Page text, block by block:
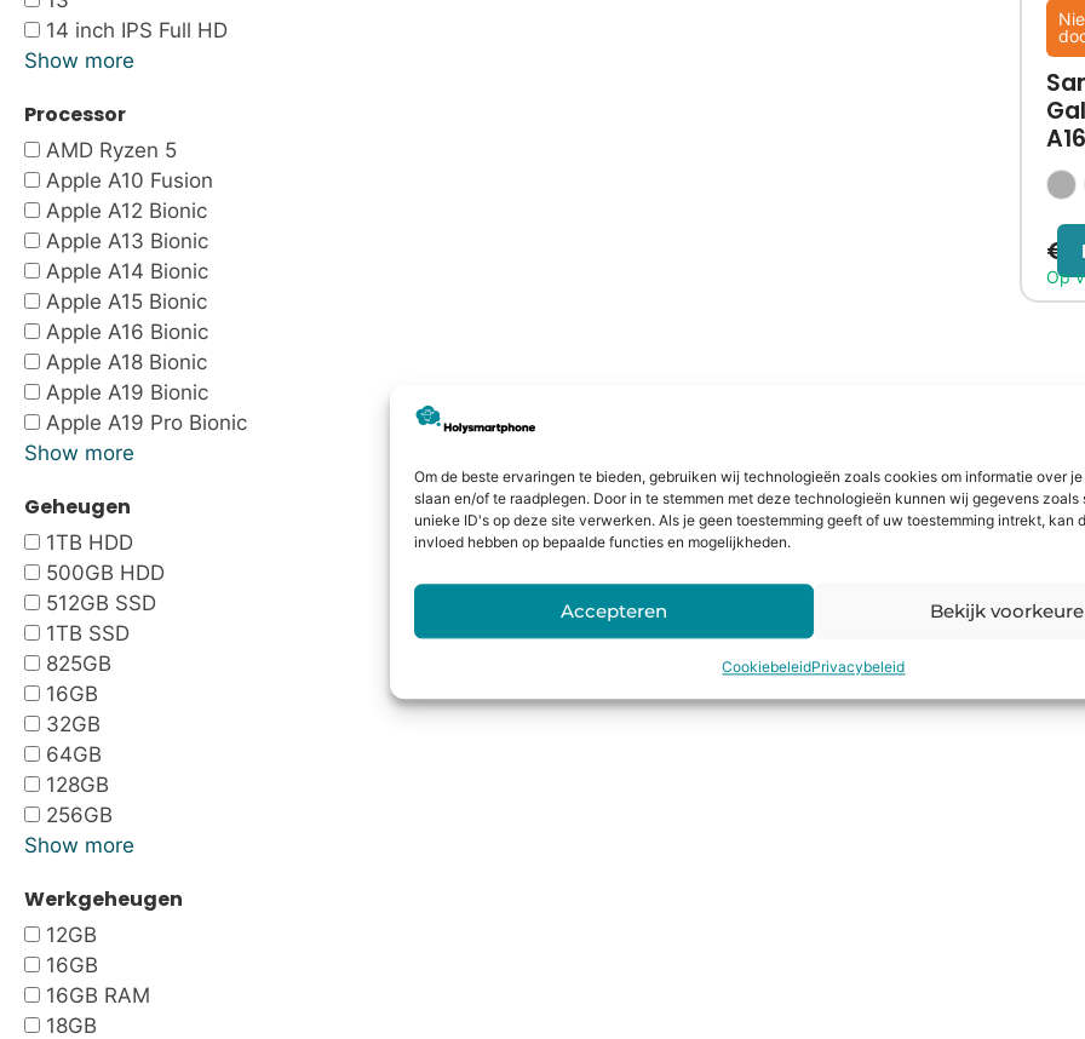
Om de beste ervaringen te bieden, gebruiken wij technologieën zoals cookies om informatie over
slaan en/of te raadplegen. Door in te stemmen met deze technologieën kunnen wij gegevens zoals
unieke ID's op deze site verwerken. Als je geen toestemming geeft of uw toestemming intrekt, kan
invloed hebben op bepaalde functies en mogelijkheden.
Accepteren Bekijk
CookiebeleidPrivacybeleid
14 inch IPS Full HD
Show more
Processor
AMD Ryzen 5
Apple A10 Fusion
Apple A12 Bionic
Apple A13 Bionic
Apple A14 Bionic
Apple A15 Bionic
Apple A16 Bionic
Apple A18 Bionic
Apple A19 Bionic
Apple A19 Pro Bionic
Show more
Geheugen
1TB HDD
500GB HDD
512GB SSD
1TB SSD
825GB
16GB
32GB
64GB
128GB
256GB
Show more
Werkgeheugen
12GB
16GB
16GB RAM
18GB
€